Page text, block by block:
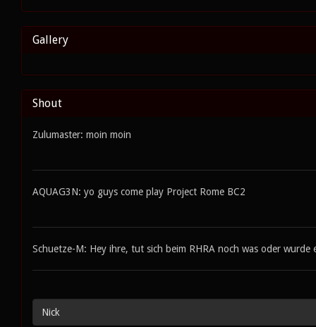
Gallery
Shout
Zulumaster: moin moin
AQUAG3N: yo guys come play Project Rome BC2
Schuetze-M: Hey ihre, tut sich beim RHRA noch was oder wurde